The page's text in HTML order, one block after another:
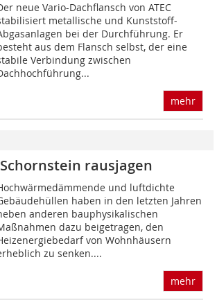
neue Vario-Dachflansch von ATEC
metallische und Kunststoff-
bei der Durchführung. Er
aus dem Flansch selbst, der eine
Verbindung zwischen
mehr
rausjagen
und luftdichte
haben in den letzten Jahren
anderen bauphysikalischen
dazu beigetragen, den
von Wohnhäusern
zu senken....
mehr